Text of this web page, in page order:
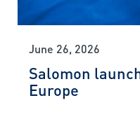
June 26, 2026
Salomon
Europe